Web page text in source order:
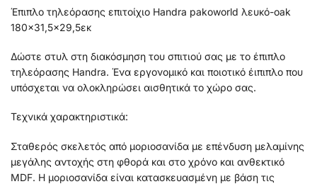
Έπιπλο τηλεόρασης επιτοίχιο Handra pakoworld λευκό-oak
180×31,5×29,5εκ
Δώστε στυλ στη διακόσμηση του σπιτιού σας με το έπιπλο
τηλεόρασης Handra. Ένα εργονομικό και ποιοτικό έιπιπλο που
υπόσχεται να ολοκληρώσει αισθητικά το χώρο σας.
Τεχνικά χαρακτηριστικά:
Σταθερός σκελετός από μοριοσανίδα με επένδυση μελαμίνης
μεγάλης αντοχής στη φθορά και στο χρόνο και ανθεκτικό
MDF. Η μοριοσανίδα είναι κατασκευασμένη με βάση τις